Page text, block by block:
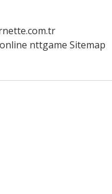
nttgame Sitemap